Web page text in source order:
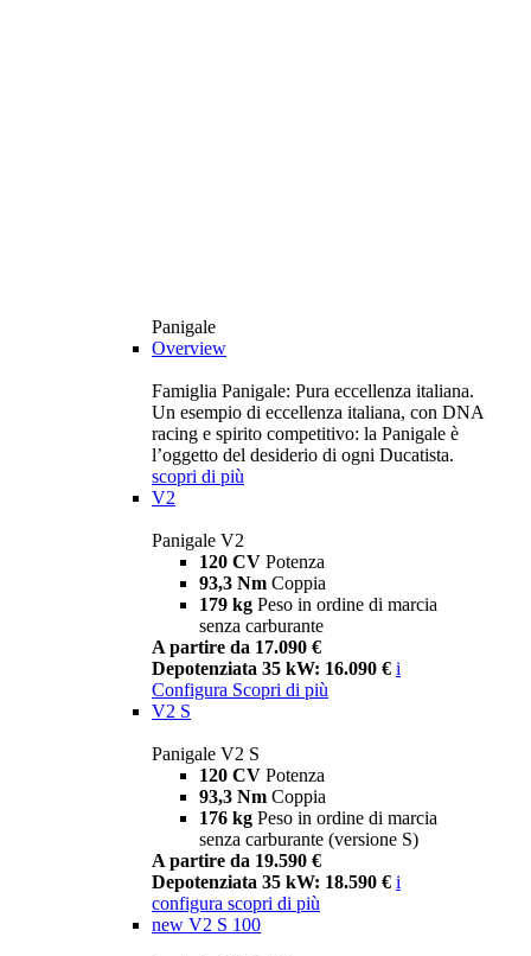
Panigale
Overview
Famiglia Panigale: Pura eccellenza italiana.
Un esempio di eccellenza italiana, con DNA
racing e spirito competitivo: la Panigale è
l’oggetto del desiderio di ogni Ducatista.
scopri di più
V2
Panigale V2
120 CV Potenza
93,3 Nm Coppia
179 kg Peso in ordine di marcia
senza carburante
A partire da 17.090 €
Depotenziata 35 kW: 16.090 € i
Configura Scopri di più
V2 S
Panigale V2 S
120 CV Potenza
93,3 Nm Coppia
176 kg Peso in ordine di marcia
senza carburante (versione S)
A partire da 19.590 €
Depotenziata 35 kW: 18.590 € i
configura scopri di più
new V2 S 100